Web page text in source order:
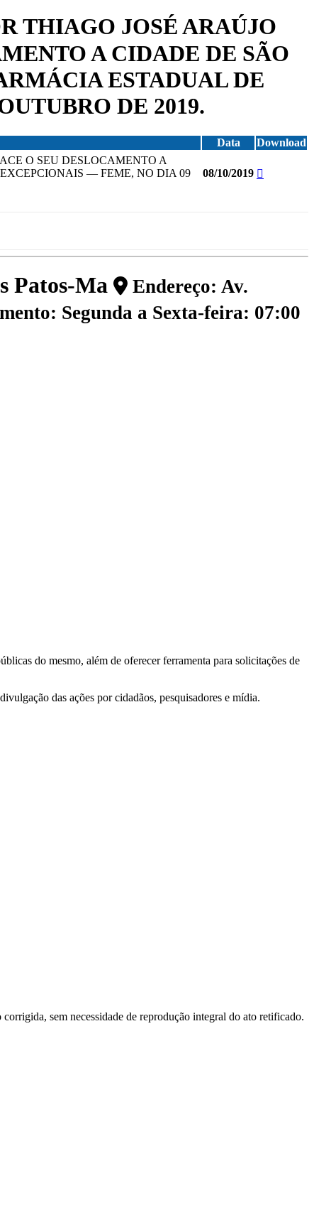
THIAGO JOSÉ ARAÚJO
A CIDADE DE SÃO
ESTADUAL DE
DE 2019.
Data
Download
O SEU DESLOCAMENTO A
— FEME, NO DIA 09
08/10/2019
Patos-Ma
Endereço: Av.
Segunda a Sexta-feira: 07:00
do mesmo, além de oferecer ferramenta para solicitações de
das ações por cidadãos, pesquisadores e mídia.
sem necessidade de reprodução integral do ato retificado.